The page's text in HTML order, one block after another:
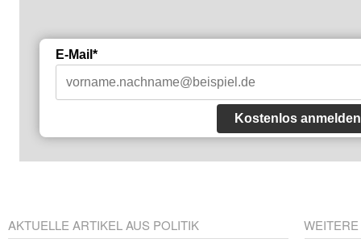
E-Mail*
Kostenlos anmelden
AKTUELLE ARTIKEL AUS POLITIK